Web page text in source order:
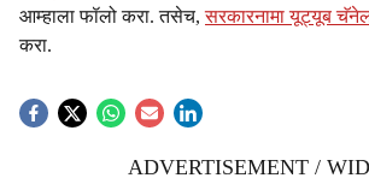
आम्हाला फॉलो करा. तसेच,सरकारनामा यूट्यूब
करा.
ADVERTISEMENT /